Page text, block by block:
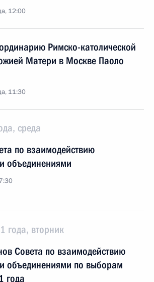
12:00
Римско-католической
Матери в Москве Паоло
11:30
среда
по взаимодействию
объединениями
года, вторник
Совета по взаимодействию
объединениями по выборам
года